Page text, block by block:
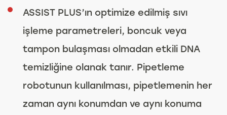
ASSIST PLUS’ın optimize edilmiş sıvı
işleme parametreleri, boncuk veya
tampon bulaşması olmadan etkili DNA
temizliğine olanak tanır. Pipetleme
robotunun kullanılması, pipetlemenin her
zaman aynı konumdan ve aynı konuma